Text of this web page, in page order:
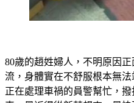
80歲的趙姓婦人，不明原因
流，身體實在不舒服根本無
正在處理車禍的員警幫忙，